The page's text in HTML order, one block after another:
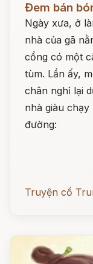
Đem bán
Ngày xưa, ở
nhà của gã
cổng có một
tùm. Lần ấy,
chân nghỉ lại
nhà giàu
đường:
Truyện cổ